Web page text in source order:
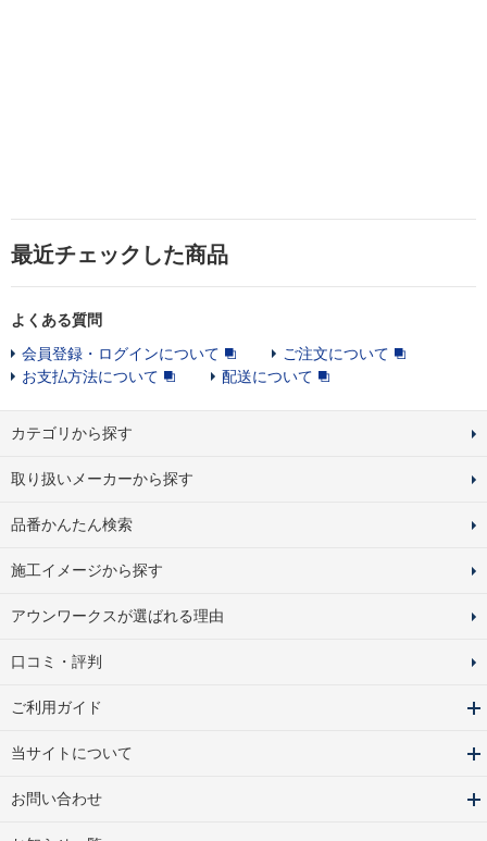
最近チェックした商品
よくある質問
会員登録・ログインについて
ご注文について
お支払方法について
配送について
カテゴリから探す
取り扱いメーカーから探す
品番かんたん検索
施工イメージから探す
アウンワークスが選ばれる理由
口コミ・評判
ご利用ガイド
当サイトについて
お問い合わせ